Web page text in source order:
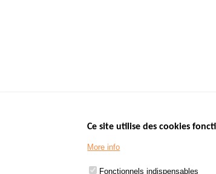
Ce site utilise des cookies
More info
Fonctionnels indispensables